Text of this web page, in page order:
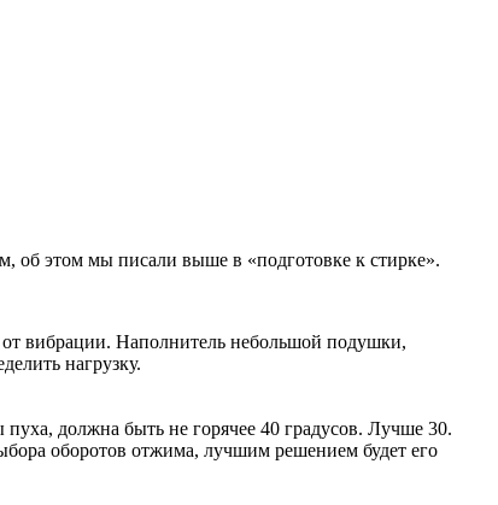
об этом мы писали выше в «подготовке к стирке».
от вибрации. Наполнитель небольшой подушки,
нагрузку.
должна быть не горячее 40 градусов. Лучше 30.
оборотов отжима, лучшим решением будет его